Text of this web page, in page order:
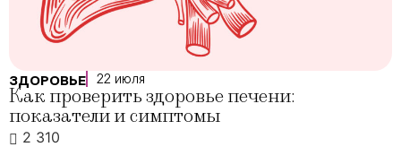
ЗДОРОВЬЕ 22 июля
Как проверить здоровье печени:
показатели и симптомы
2 310